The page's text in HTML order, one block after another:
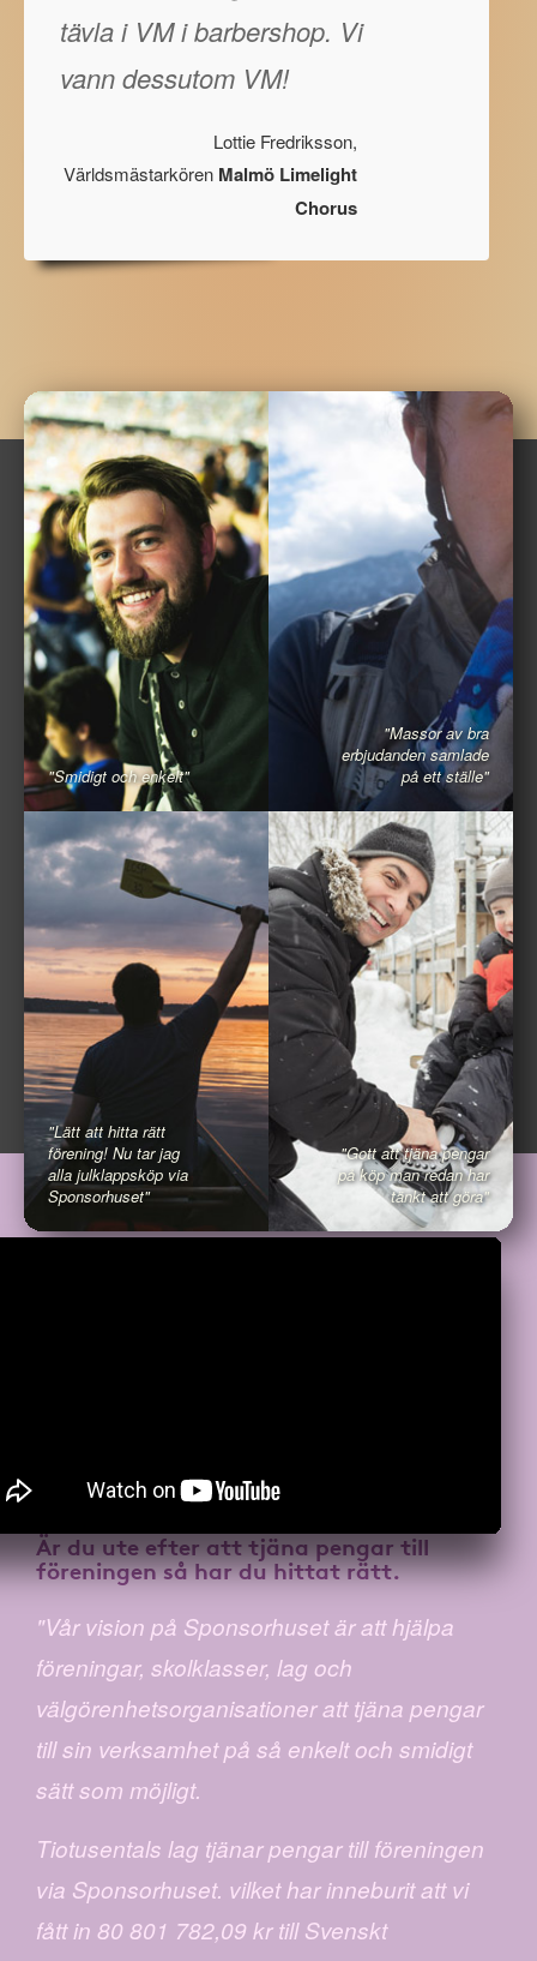
tävla i VM i barbershop. Vi
vann dessutom VM!
Lottie Fredriksson,
Världsmästarkören Malmö Limelight
Chorus
"Smidigt och enkelt"
"Massor av bra
erbjudanden samlade
på ett ställe"
"Lätt att hitta rätt
förening! Nu tar jag
alla julklappsköp via
Sponsorhuset"
"Gott att tjäna pengar
på köp man redan har
tänkt att göra"
Är du ute efter atttjäna pengar till
föreningenså har du hittat rätt.
"Vår vision på Sponsorhuset är att hjälpa
föreningar, skolklasser, lag och
välgörenhetsorganisationer att tjäna pengar
till sin verksamhet på så enkelt och smidigt
sätt som möjligt.
Tiotusentals lag tjänar pengar till föreningen
via Sponsorhuset. vilket har inneburit att vi
fått in 80 801 782,09 kr till Svenskt